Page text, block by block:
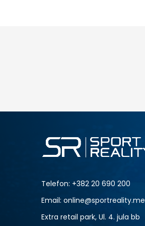
Telefon: +382 20 690 200
Email: online@sportreality.me
Extra retail park, Ul. 4. jula bb